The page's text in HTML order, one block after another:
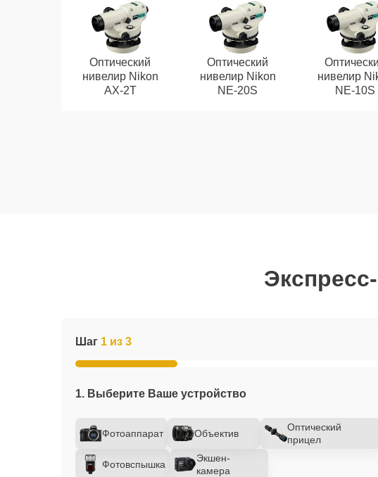
Оптический
нивелир Nikon
AX-2T
Оптический
нивелир Nikon
NE-20S
нивелир
NE-10S
Шаг 1 из 3
1. Выберите Ваше устройство
Фотоаппарат Объектив
Оптический
прицел
Фотовспышка
Экшен-
камера